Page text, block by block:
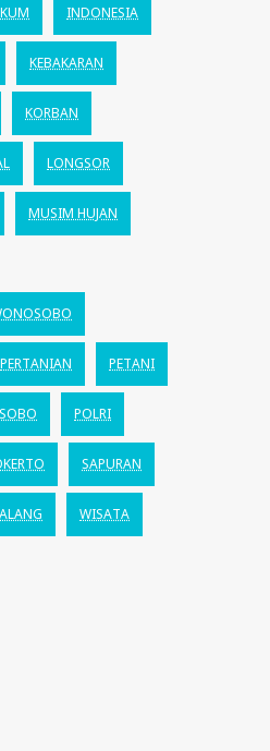
INDONESIA
KEBAKARAN
KORBAN
LONGSOR
MUSIM HUJAN
PERTANIAN PETANI
POLRI
SAPURAN
WISATA